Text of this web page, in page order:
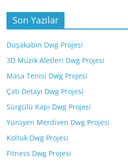
Son Yazılar
Duşakabin Dwg Projesi
3D Müzik Aletleri Dwg Projesi
Masa Tenisi Dwg Projesi
Çatı Detayı Dwg Projesi
Sürgülü Kapı Dwg Projesi
Yürüyen Merdiven Dwg Projesi
Koltuk Dwg Projesi
Fitness Dwg Projesi